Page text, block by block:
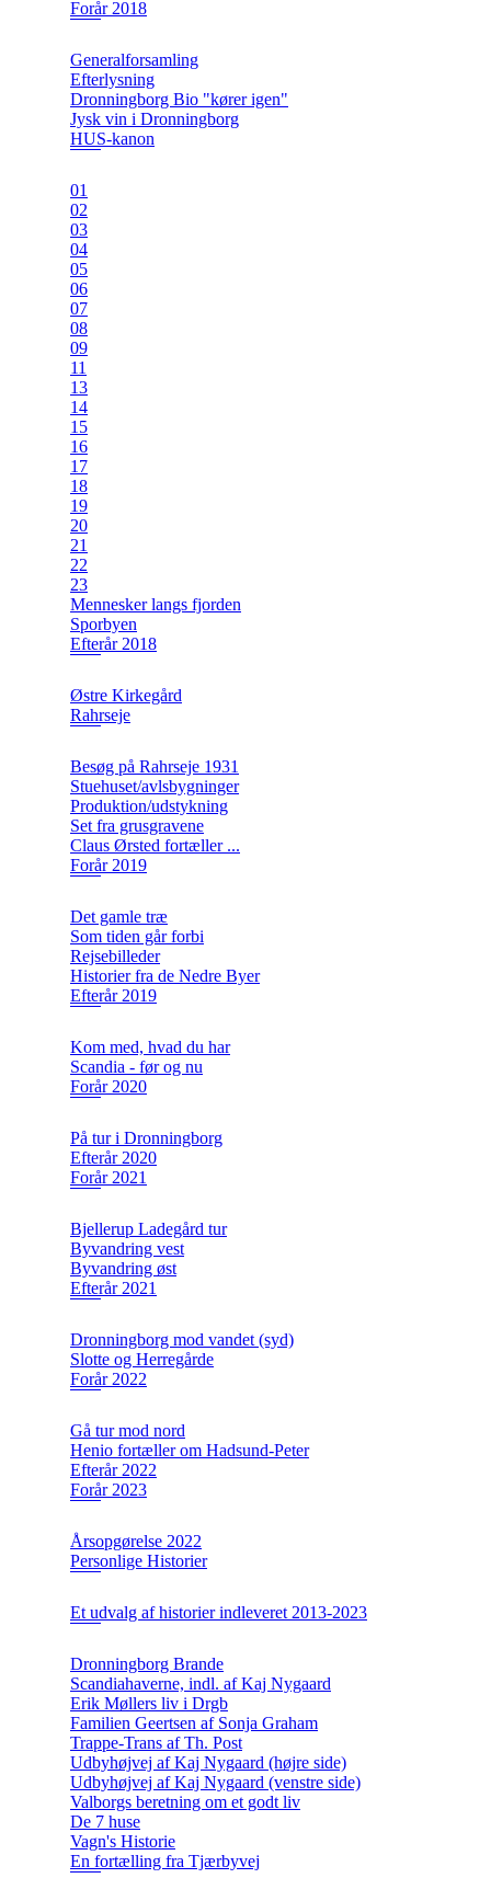
Forår 2018
Generalforsamling
Efterlysning
Dronningborg Bio "kører igen"
Jysk vin i Dronningborg
HUS-kanon
01
02
03
04
05
06
07
08
09
11
13
14
15
16
17
18
19
20
21
22
23
Mennesker langs fjorden
Sporbyen
Efterår 2018
Østre Kirkegård
Rahrseje
Besøg på Rahrseje 1931
Stuehuset/avlsbygninger
Produktion/udstykning
Set fra grusgravene
Claus Ørsted fortæller ...
Forår 2019
Det gamle træ
Som tiden går forbi
Rejsebilleder
Historier fra de Nedre Byer
Efterår 2019
Kom med, hvad du har
Scandia - før og nu
Forår 2020
På tur i Dronningborg
Efterår 2020
Forår 2021
Bjellerup Ladegård tur
Byvandring vest
Byvandring øst
Efterår 2021
Dronningborg mod vandet (syd)
Slotte og Herregårde
Forår 2022
Gå tur mod nord
Henio fortæller om Hadsund-Peter
Efterår 2022
Forår 2023
Årsopgørelse 2022
Personlige Historier
Et udvalg af historier indleveret 2013-2023
Dronningborg Brande
Scandiahaverne, indl. af Kaj Nygaard
Erik Møllers liv i Drgb
Familien Geertsen af Sonja Graham
Trappe-Trans af Th. Post
Udbyhøjvej af Kaj Nygaard (højre side)
Udbyhøjvej af Kaj Nygaard (venstre side)
Valborgs beretning om et godt liv
De 7 huse
Vagn's Historie
En fortælling fra Tjærbyvej